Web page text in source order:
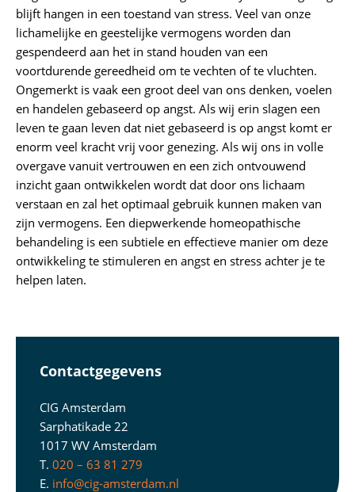
blijft hangen in een toestand van stress. Veel van onze
lichamelijke en geestelijke vermogens worden dan
gespendeerd aan het in stand houden van een
voortdurende gereedheid om te vechten of te vluchten.
Ongemerkt is vaak een groot deel van ons denken, voelen
en handelen gebaseerd op angst. Als wij erin slagen een
leven te gaan leven dat niet gebaseerd is op angst komt er
enorm veel kracht vrij voor genezing. Als wij ons in volle
overgave vanuit vertrouwen en een zich ontvouwend
inzicht gaan ontwikkelen wordt dat door ons lichaam
verstaan en zal het optimaal gebruik kunnen maken van
zijn vermogens. Een diepwerkende homeopathische
behandeling is een subtiele en effectieve manier om deze
ontwikkeling te stimuleren en angst en stress achter je te
helpen laten.
Contactgegevens
CIG Amsterdam
Sarphatikade 22
1017 WV Amsterdam
T. 020 – 63 81 279
E. info@cig-amsterdam.nl